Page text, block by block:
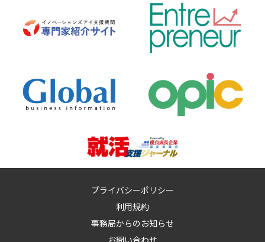
プライバシーポリシー
利用規約
事務局からのお知らせ